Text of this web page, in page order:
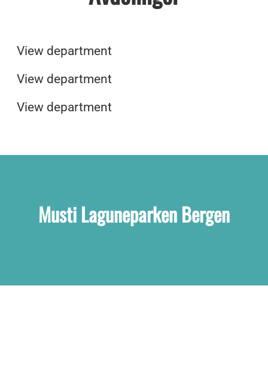
View department
View department
Ledige stillinger på Musti sitt
View department
Musti Laguneparken Bergen